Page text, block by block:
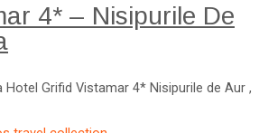
4* – Nisipurile De
Hotel Grifid Vistamar 4* Nisipurile de Aur ,